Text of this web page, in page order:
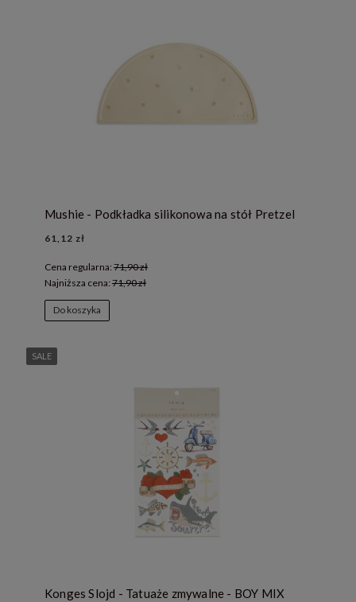
Mushie - Podkładka silikonowa na stół Pretzel
61,12 zł
Cena regularna: 71,90 zł
Najniższa cena: 71,90 zł
Do koszyka
Konges Slojd - Tatuaże zmywalne - BOY MIX
SALE